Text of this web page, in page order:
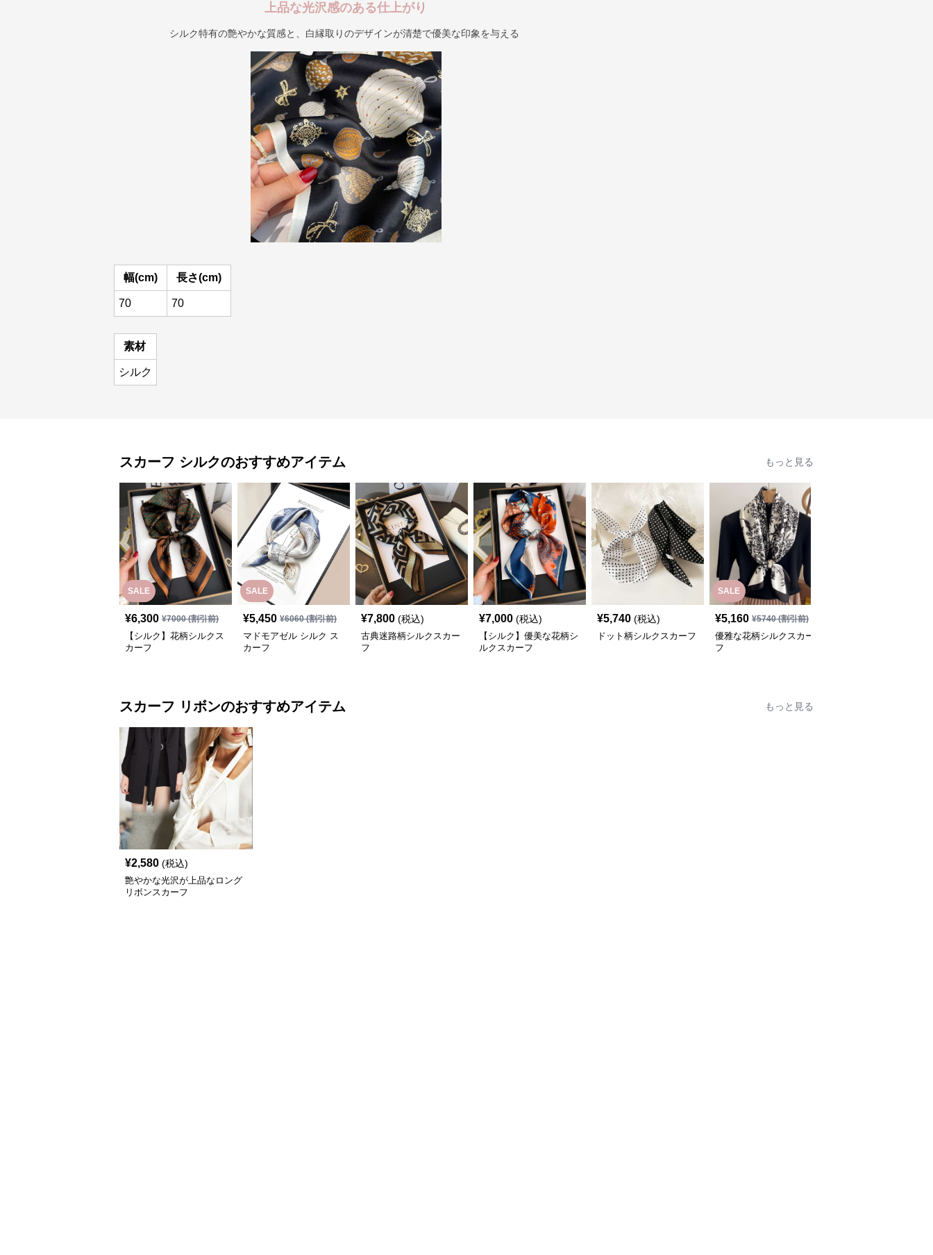
上品な光沢感のある仕上がり
シルク特有の艶やかな質感と、白縁取りのデザインが清楚で優美な印象を与える
幅(cm) 長さ(cm)
70 70
素材
シルク
スカーフ シルクのおすすめアイテム もっと見る
SALE
¥6,300 ¥7000(割引前)
【シルク】花柄シルクス
カーフ
SALE
¥5,450 ¥6060(割引前)
マドモアゼル シルク ス
カーフ
¥7,800 (税込)
古典迷路柄シルクスカー
フ
¥7,000 (税込)
【シルク】優美な花柄シ
ルクスカーフ
¥5,740 (税込)
ドット柄シルクスカーフ
SALE
¥5,160 ¥5740(割引前)
優雅な花柄シルクスカー
フ
スカーフ リボンのおすすめアイテム もっと見る
¥2,580 (税込)
艶やかな光沢が上品なロング
リボンスカーフ